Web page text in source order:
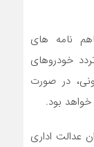
نامه های
خودروهای
در صورت
خواهد بود.
عدالت اداری